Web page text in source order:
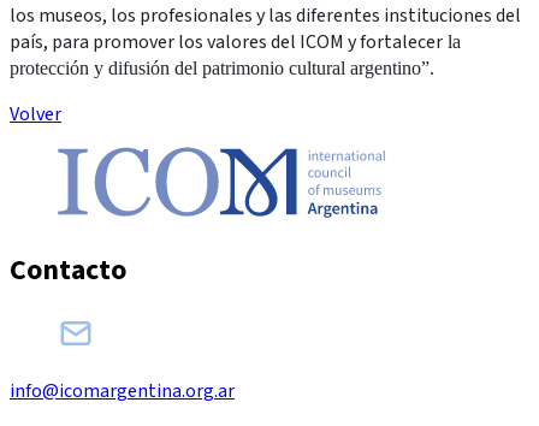
los museos, los profesionales y las diferentes instituciones del
país, para promover los valores del ICOM y fortalecer la
protección y difusión del patrimonio cultural argentino”.
Volver
Contacto
info@icomargentina.org.ar